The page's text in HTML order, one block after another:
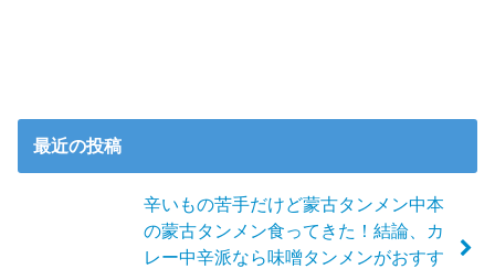
最近の投稿
辛いもの苦手だけど蒙古タンメン中本
の蒙古タンメン食ってきた！結論、カ
レー中辛派なら味噌タンメンがおすす